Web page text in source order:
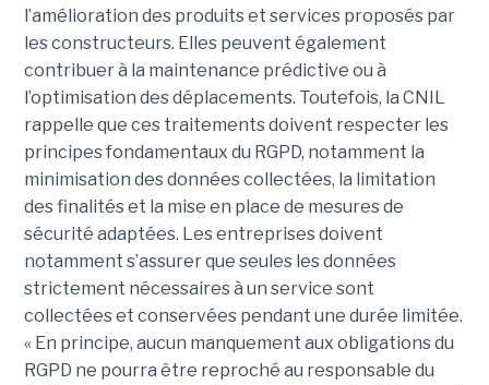
l’amélioration des produits et services proposés par
les constructeurs. Elles peuvent également
contribuer à la maintenance prédictive ou à
l’optimisation des déplacements. Toutefois, la CNIL
rappelle que ces traitements doivent respecter les
principes fondamentaux du RGPD, notamment la
minimisation des données collectées, la limitation
des finalités et la mise en place de mesures de
sécurité adaptées. Les entreprises doivent
notamment s’assurer que seules les données
strictement nécessaires à un service sont
collectées et conservées pendant une durée limitée.
« En principe, aucun manquement aux obligations du
RGPD ne pourra être reproché au responsable du